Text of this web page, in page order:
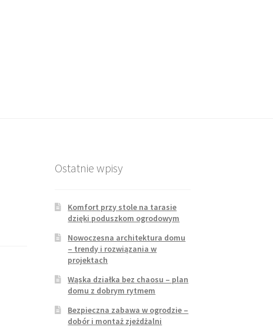
Ostatnie wpisy
Komfort przy stole na tarasie
dzięki poduszkom ogrodowym
Nowoczesna architektura domu
– trendy i rozwiązania w
projektach
Wąska działka bez chaosu – plan
domu z dobrym rytmem
Bezpieczna zabawa w ogrodzie –
dobór i montaż zjeżdżalni